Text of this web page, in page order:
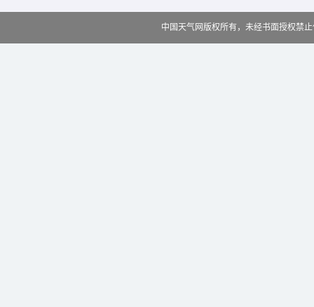
中国天气网版权所有，未经书面授权